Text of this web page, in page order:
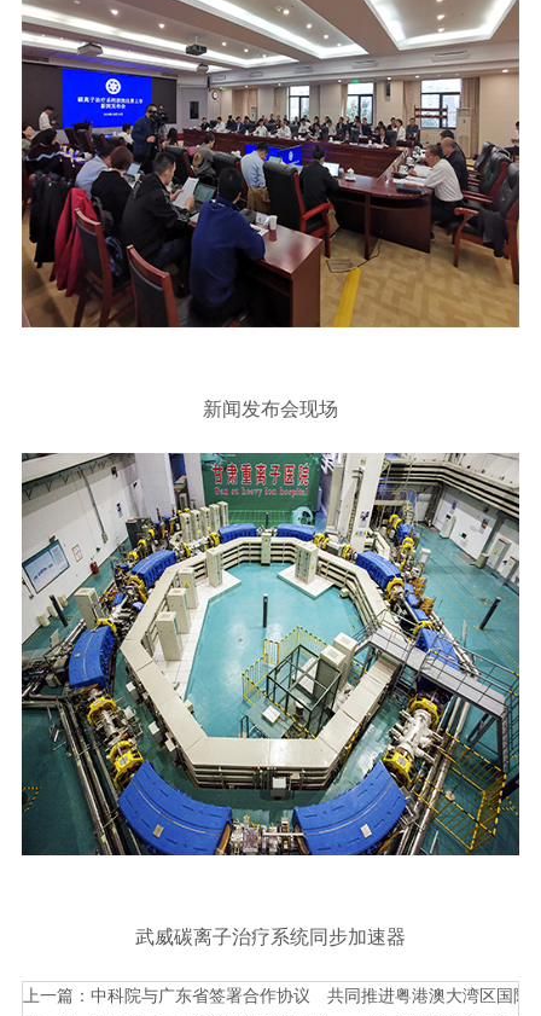
新闻发布会现场
武威碳离子治疗系统同步加速器
上一篇： 中科院与广东省签署合作协议 共同推进粤港澳大湾区国际